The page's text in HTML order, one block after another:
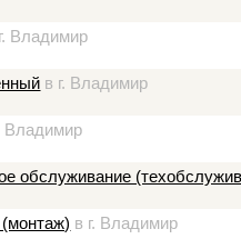
Владимир
в г. Владимир
Владимир
обслуживание
(монтаж) в г. Владимир